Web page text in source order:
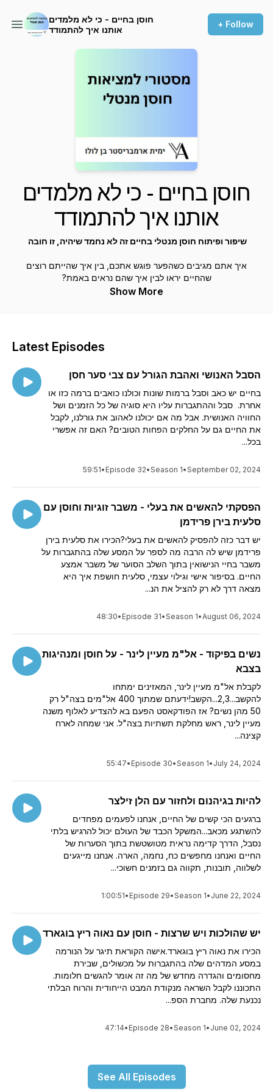
חוסן בחיים - כי לא מלמדים
אותנו איך להתמודד
+ Follow
חוסן בחיים - כי לא מלמדים
אותנו איך להתמודד
שיפור ופיתוח חוסן מנטלי בחיים זה לא נחמד שיהיה, זו חובה
איך אתם מגיבים כשהפער פוגש אתכם, בין איך שהייתם רוצים
שהחיים יראו לבין איך שהם נראים באמת?
בכל רגע, כל אחד מאיתנו מתמודד בחיים האישיים ובעבודה עם
משברים או מצוקה. כולנו מתמודדים בדרך שלנו. השאלה היא
איך
אנחנו מתמודדים ומגיבים
כשלא הכל הולך לפי התוכנית?
אנחנו חיים בתפיסה שגויה שאנשים בעלי חסינות מנטלית גבוהה הם
בלתי מנוצחים, קשים, קשוחים, בלתי מתפשרים או בעלי תכונות על
אנושיות בעתות משבר. האמת היא, שאנשים חסינים לא נשענים
בכורסה מחויכים בעת משבר, הם עושים טעויות כמו כל אחד, חווים
ועומדים על הרגליים מהר מהרגיל כי יש להם כלים, עקרונות, אמונות
ותפיסות מציאותיות על החיים.
הצטרפו אליי ואל האורחים שלי בשיחות על איך מפתחים חוסן כדי
מחכה לכם :)
Show More
Latest Episodes
הסבל האנושי ואהבת הגורל עם צבי סער חסן
בחיים יש כאב וסבל ברמות שונות וכולנו כואבים ברמה כזו או
אחרת. סבל וההתגברות עליו היא סוגיה של כל הזמנים ושל
החוויה האנושית. אבל מה אם יכולנו לאהוב את גורלנו, לקבל
את החיים גם על החלקים הפחות הטובים? האם זה אפשרי
בכל...
September 02, 2024
•
Season 1
•
Episode 32
•
59:51
הפסקתי להאשים את בעלי - משבר זוגיות וחוסן עם
סלעית בירן פרידמן
יש דבר כזה להפסיק להאשים את בעלי?הכירו את סלעית בירן
פרידמן שיש לה הרבה מה לספר על המסע שלה בהתגברות על
משבר בחיי הנישואין בתוך השלב הסוער של משבר אמצע
החיים. בסיפור אישי וגילוי עצמי, סלעית חושפת איך היא
מצאה דרך לא רק להציל את הנ...
August 06, 2024
•
Season 1
•
Episode 31
•
48:30
נשים בפיקוד - אל"מ מעיין לינר - על חוסן ומנהיגות
בצבא
לקבלת אל"מ מעיין לינר, המאזינים ימתחו
להקשב...2,3...הקשב!ידעתם שמתוך 400 אל"מים בצה"ל רק
50 מהן נשים? אז הפודקאסט הפעם בא להצדיע לאלוף משנה
מעיין לינר, ראש מחלקת תשתיות בצה"ל. אני שמחה לארח
קצינה...
July 24, 2024
•
Season 1
•
Episode 30
•
55:47
להיות בגיהנום ולחזור עם הלן זילצר
ברגעים הכי קשים של החיים, אנחנו לפעמים מפחדים
להשתגע מכאב...המשקל הכבד של העולם יכול להרגיש בלתי
נסבל, הדרך קדימה נראית מטושטשת בתוך הסערות של
החיים ואנחנו מחפשים כח, נחמה, הארה. אנחנו מייגעים
לשלווה, תובנות, תקווה גם בזמנים חשוכי...
June 22, 2024
•
Season 1
•
Episode 29
•
1:00:51
יש שהולכות ויש שרצות - חוסן עם נאוה ריץ בוגארד
הכירו את נאוה ריץ בוגארד.אישה הקוראת תיגר על הנורמה
במסע המדהים שלה בהתגברות על מכשולים, שבירת
מחסומים והגדרה מחדש של מה זה אומר להגשים חלומות.
התכוננו לקבל השראה מנקודת המבט הייחודית והרוח הבלתי
נכנעת שלה. מחברת הספ...
June 02, 2024
•
Season 1
•
Episode 28
•
47:14
See All Episodes